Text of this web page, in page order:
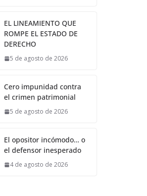
EL LINEAMIENTO QUE
ROMPE EL ESTADO DE
DERECHO
5 de agosto de 2026
Cero impunidad contra
el crimen patrimonial
5 de agosto de 2026
El opositor incómodo… o
el defensor inesperado
4 de agosto de 2026